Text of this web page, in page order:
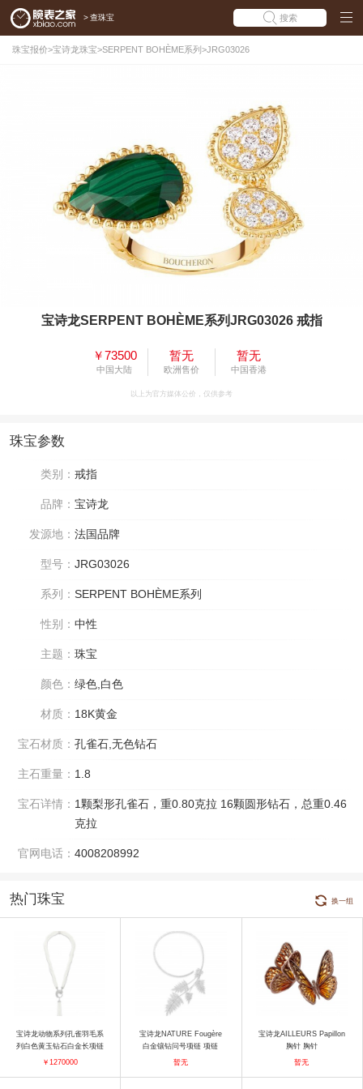
> 查珠宝 搜索
珠宝报价>宝诗龙珠宝>SERPENT BOHÈME系列 >JRG03026
宝诗龙SERPENT BOHÈME系列JRG03026 戒指
￥73500
中国大陆
暂无
欧洲售价
暂无
中国香港
以上为官方媒体公价，仅供参考
珠宝参数
类别： 戒指
品牌： 宝诗龙
发源地： 法国品牌
型号： JRG03026
系列： SERPENT BOHÈME系列
性别： 中性
主题： 珠宝
颜色： 绿色,白色
材质： 18K黄金
宝石材质： 孔雀石,无色钻石
主石重量： 1.8
宝石详情： 1颗梨形孔雀石，重0.80克拉 16颗圆形钻石，总重0.46
克拉
官网电话： 4008208992
热门珠宝 换一组
宝诗龙动物系列孔雀羽毛系
列白色黄玉钻石白金长项链
项链
￥1270000
宝诗龙NATURE Fougère
白金镶钻问号项链 项链
暂无
宝诗龙AILLEURS Papillon
胸针 胸针
暂无